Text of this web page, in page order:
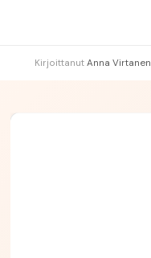
Kirjoittanut Anna Virtanen